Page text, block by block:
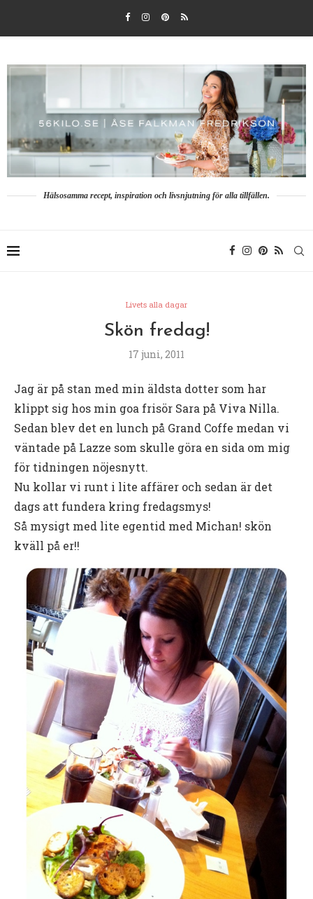
Hälsosamma recept, inspiration och livsnjutning för alla tillfällen.
Livets alla dagar
Skön fredag!
17 juni, 2011
Jag är på stan med min äldsta dotter som har
klippt sig hos min goa frisör Sara på Viva Nilla.
Sedan blev det en lunch på Grand Coffe medan vi
väntade på Lazze som skulle göra en sida om mig
för tidningen nöjesnytt.
Nu kollar vi runt i lite affärer och sedan är det
dags att fundera kring fredagsmys!
Så mysigt med lite egentid med Michan! skön
kväll på er!!